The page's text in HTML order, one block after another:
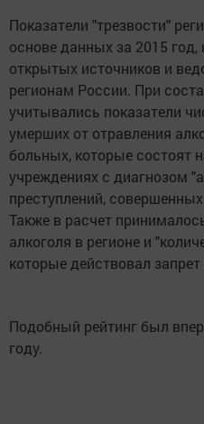
Показатели "трезвости"
основе данных за 2015
открытых источников и
регионам России. При
учитывались показатели
умерших от отравления
больных, которые состоят
учреждениях с диагнозом
преступлений,
Также в расчет
алкоголя в регионе и
которые действовал
Подобный рейтинг был
году.